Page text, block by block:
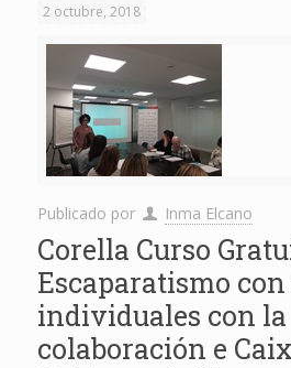
2 octubre, 2018
Publicado por Inma Elcano
Corella Curso
Escaparatismo
individuales con la
colaboración e